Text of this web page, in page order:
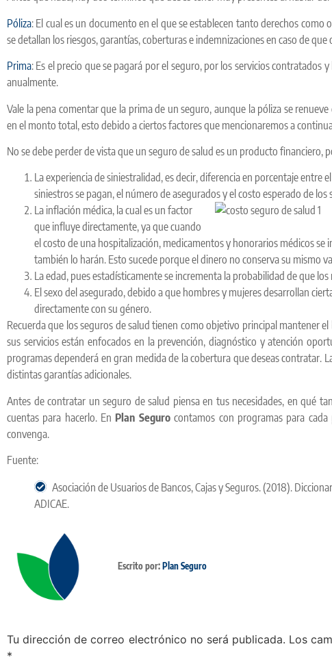
Póliza: El cual es un documento en el que se establecen tanto derechos como
se detallan los riesgos, garantías, coberturas e indemnizaciones en caso de
Prima: Es el precio que se pagará por el seguro, por los servicios contratados
anualmente.
Vale la pena comentar que la prima de un seguro, aunque la póliza se
en el monto total, esto debido a ciertos factores que mencionaremos a
No se debe perder de vista que un seguro de salud es un producto financiero,
La experiencia de siniestralidad, es decir, diferencia en porcentaje entre
siniestros se pagan, el número de asegurados y el costo esperado de los
La inflación médica, la cual es un factor
que influye directamente, ya que cuando
el costo de una hospitalización, medicamentos y honorarios médicos se
también lo harán. Esto sucede porque el dinero no conserva su mismo
La edad, pues estadísticamente se incrementa la probabilidad de que
El sexo del asegurado, debido a que hombres y mujeres desarrollan
directamente con su género.
Recuerda que los seguros de salud tienen como objetivo principal mantener
sus servicios están enfocados en la prevención, diagnóstico y atención
programas dependerá en gran medida de la cobertura que deseas contratar.
distintas garantías adicionales.
Antes de contratar un seguro de salud piensa en tus necesidades, en qué
cuentas para hacerlo. En Plan Segurocontamos con programas para
convenga.
Fuente:
Asociación de Usuarios de Bancos, Cajas y Seguros. (2018).
ADICAE.
Escrito por: Plan Seguro
Tu dirección de correo electrónico no será publicada. Los
*